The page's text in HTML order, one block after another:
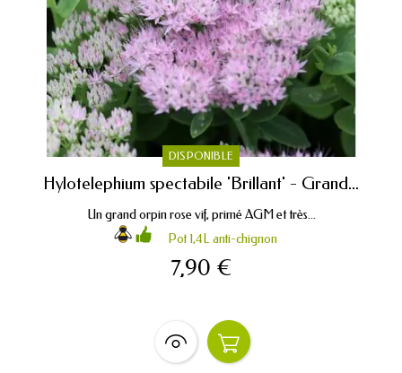
DISPONIBLE
Hylotelephium spectabile 'Brillant' - Grand...
Un grand orpin rose vif, primé AGM et très...
Pot 1,4L anti-chignon
7,90 €